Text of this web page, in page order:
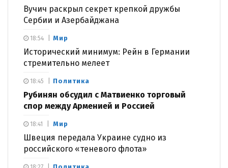
Вучич раскрыл секрет крепкой дружбы
Сербии и Азербайджана
Мир
Исторический минимум: Рейн в Германии
стремительно мелеет
18:54
Политика
Рубинян обсудил с Матвиенко торговый
спор между Арменией и Россией
18:45
Мир
Швеция передала Украине судно из
российского «теневого флота»
18:41